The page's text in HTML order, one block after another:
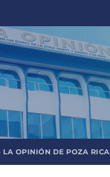
LA OPINIÓN DE POZA RICA